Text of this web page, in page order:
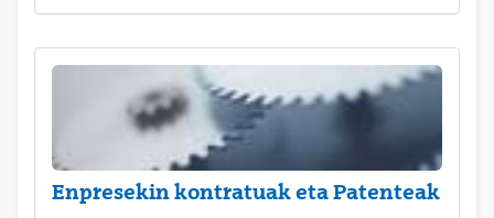
Enpresekin kontratuak eta Patenteak